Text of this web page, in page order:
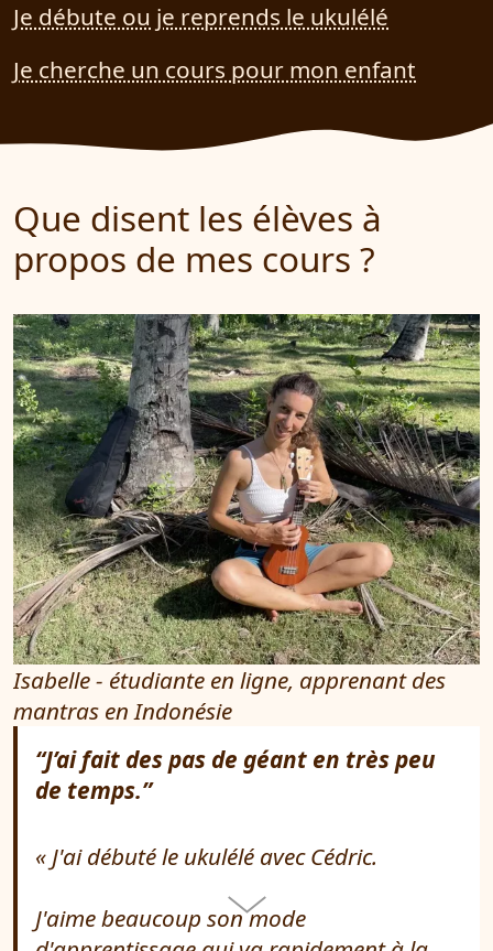
Je débute ou je reprends le ukulélé
Je cherche un cours pour mon enfant
Que disent les élèves à
propos de mes cours ?
Isabelle - étudiante en ligne, apprenant des
mantras en Indonésie
“J’ai fait des pas de géant en très peu
de temps.”
J'ai débuté le ukulélé avec Cédric.
J'aime beaucoup son mode